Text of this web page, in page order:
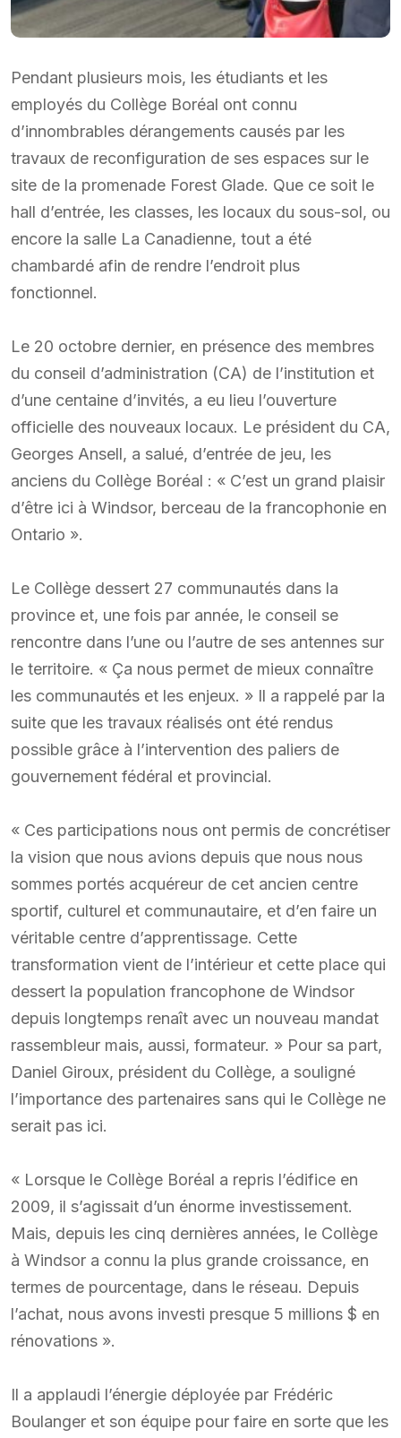
Pendant plusieurs mois, les étudiants et les
employés du Collège Boréal ont connu
d’innombrables dérangements causés par les
travaux de reconfiguration de ses espaces sur le
site de la promenade Forest Glade. Que ce soit le
hall d’entrée, les classes, les locaux du sous-sol, ou
encore la salle La Canadienne, tout a été
chambardé afin de rendre l’endroit plus
fonctionnel.
Le 20 octobre dernier, en présence des membres
du conseil d’administration (CA) de l’institution et
d’une centaine d’invités, a eu lieu l’ouverture
officielle des nouveaux locaux. Le président du CA,
Georges Ansell, a salué, d’entrée de jeu, les
anciens du Collège Boréal : « C’est un grand plaisir
d’être ici à Windsor, berceau de la francophonie en
Ontario ».
Le Collège dessert 27 communautés dans la
province et, une fois par année, le conseil se
rencontre dans l’une ou l’autre de ses antennes sur
le territoire. « Ça nous permet de mieux connaître
les communautés et les enjeux. » Il a rappelé par la
suite que les travaux réalisés ont été rendus
possible grâce à l’intervention des paliers de
gouvernement fédéral et provincial.
« Ces participations nous ont permis de concrétiser
la vision que nous avions depuis que nous nous
sommes portés acquéreur de cet ancien centre
sportif, culturel et communautaire, et d’en faire un
véritable centre d’apprentissage. Cette
transformation vient de l’intérieur et cette place qui
dessert la population francophone de Windsor
depuis longtemps renaît avec un nouveau mandat
rassembleur mais, aussi, formateur. » Pour sa part,
Daniel Giroux, président du Collège, a souligné
l’importance des partenaires sans qui le Collège ne
serait pas ici.
« Lorsque le Collège Boréal a repris l’édifice en
2009, il s’agissait d’un énorme investissement.
Mais, depuis les cinq dernières années, le Collège
à Windsor a connu la plus grande croissance, en
termes de pourcentage, dans le réseau. Depuis
l’achat, nous avons investi presque 5 millions $ en
rénovations ».
Il a applaudi l’énergie déployée par Frédéric
Boulanger et son équipe pour faire en sorte que les